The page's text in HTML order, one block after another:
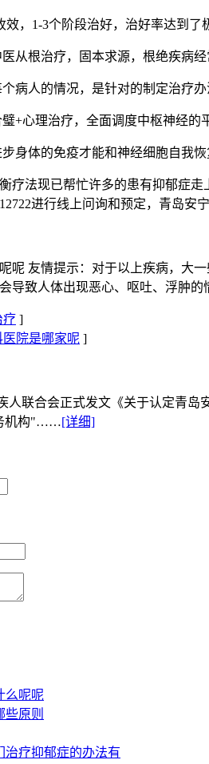
效，1-3个阶段治好，治好率达到了
从根治疗，固本求源，根绝疾病经
病人的情况，是针对的制定治疗办
璧+心理治疗，全面调度中枢神经的
身体的免疫才能和神经细胞自我
疗法现已帮忙许多的患有抑郁症
进行线上问询和预定，青岛安
友情提示：对于以上疾病，大一
导致人体出现恶心、呕吐、浮肿
疗 ]
院是哪家呢 ]
人联合会正式发文《关于认定青
机构"……[详细]
么呢呢
些原则
治疗抑郁症的办法有